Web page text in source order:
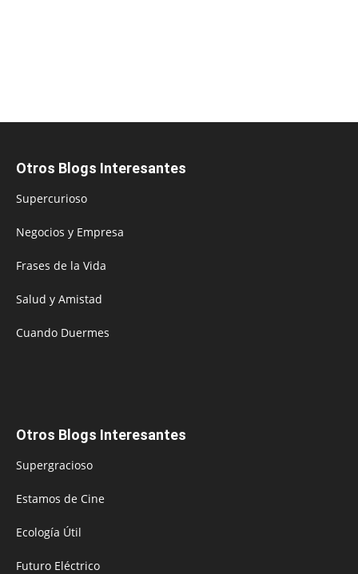
Otros Blogs Interesantes
Supercurioso
Negocios y Empresa
Frases de la Vida
Salud y Amistad
Cuando Duermes
Otros Blogs Interesantes
Supergracioso
Estamos de Cine
Ecología Útil
Futuro Eléctrico